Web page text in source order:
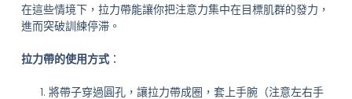
在這些情境下，拉力帶能讓你把注意力集中在目標肌群的發力，
進而突破訓練停滞。
拉力帶的使用方式：
將帶子穿過圓孔，讓拉力帶成圈，套上手腕（注意左右手